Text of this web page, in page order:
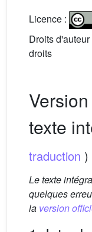
Licence :
Droits
droits
texte
traduction )
Le texte
quelques
la version